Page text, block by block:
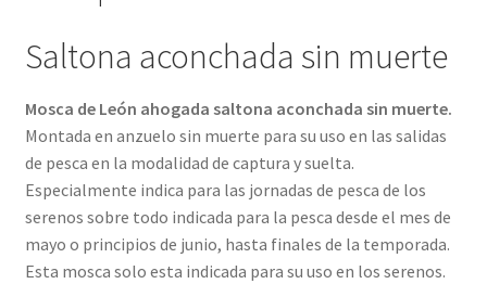
Saltona aconchada sin muerte
Mosca de León ahogada saltona aconchada sin muerte.
Montada en anzuelo sin muerte para su uso en las salidas
de pesca en la modalidad de captura y suelta.
Especialmente indica para las jornadas de pesca de los
serenos sobre todo indicada para la pesca desde el mes de
mayo o principios de junio, hasta finales de la temporada.
Esta mosca solo esta indicada para su uso en los serenos.